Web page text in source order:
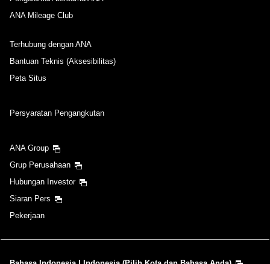
Tambahkan titik transfer dan waktu koneksi
Waktu Keberangkatan dan Slot Waktu untuk
Perjalanan Masuk
Pilih tanggal
Waktu tidak ditentukan
Tambahkan titik transfer dan waktu koneksi
ANA Mileage Club
Terhubung dengan ANA
Bantuan Teknis (Aksesibilitas)
Peta Situs
Persyaratan Pengangkutan
ANA Group
Grup Perusahaan
Hubungan Investor
Siaran Pers
Pekerjaan